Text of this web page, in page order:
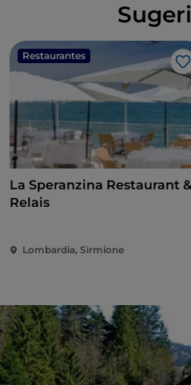
Restaurantes
La Speranzina Restaurant &
Relais
Lombardia, Sirmione